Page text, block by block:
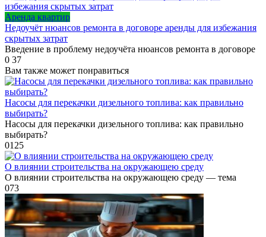
Аренда квартир
Недоучёт нюансов ремонта в договоре аренды для избежания
скрытых затрат
Введение в проблему недоучёта нюансов ремонта в договоре
0 37
Вам также может понравиться
Насосы для перекачки дизельного топлива: как правильно
выбирать?
Насосы для перекачки дизельного топлива: как правильно
выбирать?
0125
О влиянии строительства на окружающею среду
О влиянии строительства на окружающею среду — тема
073